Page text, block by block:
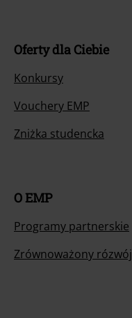
Oferty dla Ciebie
Konkursy
Vouchery EMP
Zniżka studencka
O EMP
Programy partnerskie
Zrównoważony rózwój